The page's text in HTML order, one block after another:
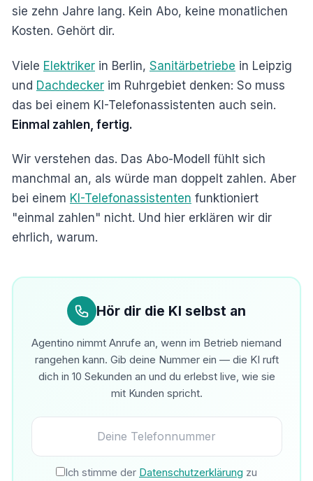
sie zehn Jahre lang. Kein Abo, keine monatlichen
Kosten. Gehört dir.
Viele Elektriker in Berlin, Sanitärbetriebe in Leipzig
und Dachdecker im Ruhrgebiet denken: So muss
das bei einem KI-Telefonassistenten auch sein.
Einmal zahlen, fertig.
Wir verstehen das. Das Abo-Modell fühlt sich
manchmal an, als würde man doppelt zahlen. Aber
bei einem KI-Telefonassistenten funktioniert
"einmal zahlen" nicht. Und hier erklären wir dir
ehrlich, warum.
Hör dir die KI selbst an
Agentino nimmt Anrufe an, wenn im Betrieb niemand
rangehen kann. Gib deine Nummer ein — die KI ruft
dich in 10 Sekunden an und du erlebst live, wie sie
mit Kunden spricht.
Ich stimme der Datenschutzerklärung zu